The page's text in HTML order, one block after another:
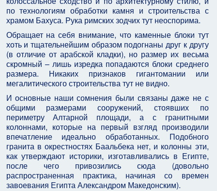
по технологиям обработки камня и строительства с
храмом Бахуса. Рука римских зодчих тут неоспорима.
Обращает на себя внимание, что каменные блоки тут
хоть и тщательнейшим образом подогнаны друг к другу
(в отличие от арабской кладки), но размер их весьма
скромный – лишь изредка попадаются блоки среднего
размера. Никаких признаков гигантомании или
мегалитического строительства тут не видно.
И основные наши сомнения были связаны даже не с
общими размерами сооружений, стоявших по
периметру Алтарной площади, а с гранитными
колоннами, которые на первый взгляд производили
впечатление идеально обработанных. Подобного
гранита в окрестностях Баальбека нет, и колонны эти,
как утверждают историки, изготавливались в Египте,
после чего привозились сюда (довольно
распространенная практика, начиная со времен
завоевания Египта Александром Македонским).